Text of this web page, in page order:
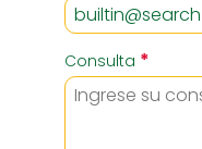
Consulta *